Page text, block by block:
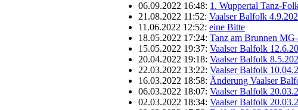
06.09.2022 16:48: 1. Wuppertal Tanz-
21.08.2022 11:52: Vaalser Balfolk
11.06.2022 12:52: eine Bitte
18.05.2022 17:24: Tanz am Brunnen
15.05.2022 19:37: Vaalser Balfolk
20.04.2022 19:18: Vaalser Balfolk
22.03.2022 13:22: Vaalser Balfolk
16.03.2022 18:58: Änderung Vaalser
06.03.2022 18:07: Vaalser Balfolk
02.03.2022 18:34: Vaalser Balfolk